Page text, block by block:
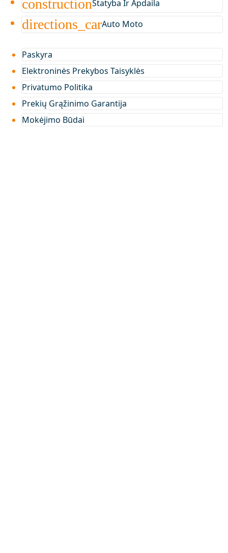
constructionStatyba Ir Apdaila
directions_carAuto Moto
Paskyra
Elektroninės Prekybos Taisyklės
Privatumo Politika
Prekių Grąžinimo Garantija
Mokėjimo Būdai